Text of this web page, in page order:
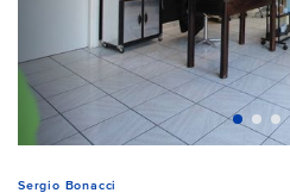
Sergio Bonacci